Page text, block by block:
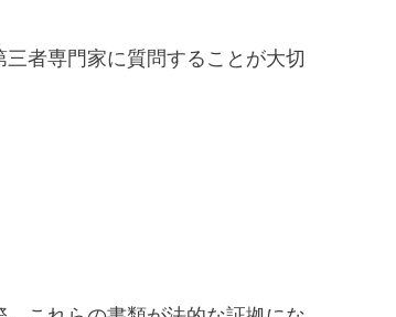
者専門家に質問することが大切